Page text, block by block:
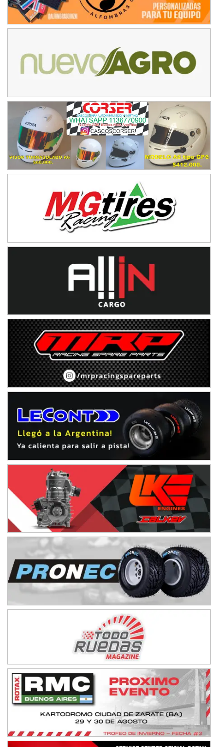
Humboldt (Santa Fe)
NORESTE SANTAFESINO - F6
SUR SANTAFESINO - F4
José Samuel Sánchez (Tierra)
TUCUMANO - F5
Juan Navarro (Asfalto)
El Timbó (Tucumán)